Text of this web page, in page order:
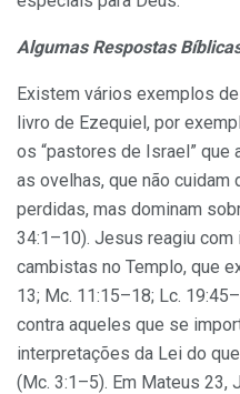
Algumas Respostas
Existem vários exemplos
livro de Ezequiel, por
os “pastores de Israel” que
as ovelhas, que não
perdidas, mas dominam
34:1–10). Jesus reagiu com
cambistas no Templo, que
13; Mc. 11:15–18; Lc.
contra aqueles que se
interpretações da Lei do
(Mc. 3:1–5). Em Mateus 23,